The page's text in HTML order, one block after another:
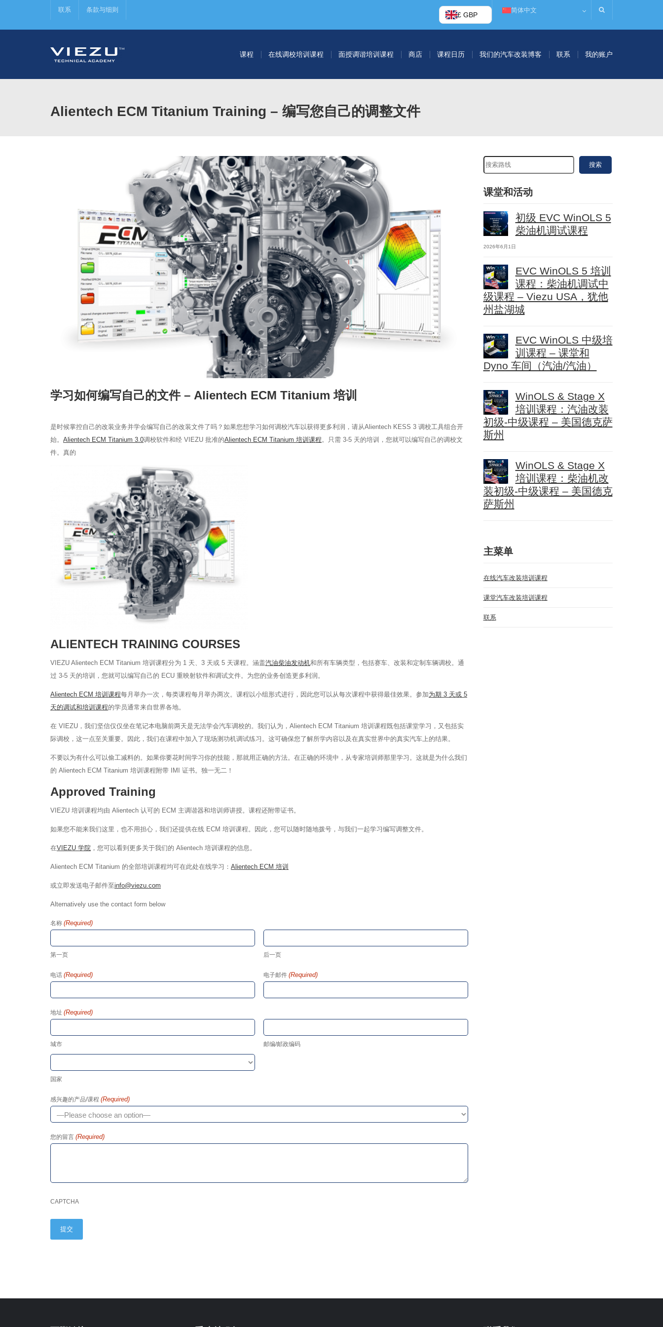
联系 条款与细则
£ GBP
简体中文
课程 在线调校培训课程 面授调谐培训课程 商店 课程日历 我们的汽车改装博客 联系 我的账户
Alientech ECM Titanium Training – 编写您自己的调整文件
学习如何编写自己的文件 – Alientech ECM Titanium 培训
是时候掌控自己的改装业务并学会编写自己的改装文件了吗？如果您想学习如何调校汽车以获得更多利润，请从Alientech KESS 3 调校工具组合开
始。 Alientech ECM Titanium 3.0调校软件和经 VIEZU 批准的Alientech ECM Titanium 培训课程。只需 3-5 天的培训，您就可以编写自己的调校文
件。真的
ALIENTECH TRAINING COURSES
VIEZU Alientech ECM Titanium 培训课程分为 1 天、3 天或 5 天课程。涵盖汽油柴油发动机和所有车辆类型，包括赛车、改装和定制车辆调校。通
过 3-5 天的培训，您就可以编写自己的 ECU 重映射软件和调试文件。为您的业务创造更多利润。
Alientech ECM 培训课程每月举办一次，每类课程每月举办两次。课程以小组形式进行，因此您可以从每次课程中获得最佳效果。参加为期 3 天或 5
天的调试和培训课程的学员通常来自世界各地。
在 VIEZU，我们坚信仅仅坐在笔记本电脑前两天是无法学会汽车调校的。我们认为，Alientech ECM Titanium 培训课程既包括课堂学习，又包括实
际调校，这一点至关重要。因此，我们在课程中加入了现场测功机调试练习。这可确保您了解所学内容以及在真实世界中的真实汽车上的结果。
不要以为有什么可以偷工减料的。如果你要花时间学习你的技能，那就用正确的方法。在正确的环境中，从专家培训师那里学习。这就是为什么我们
的 Alientech ECM Titanium 培训课程附带 IMI 证书。独一无二！
Approved Training
VIEZU 培训课程均由 Alientech 认可的 ECM 主调谐器和培训师讲授。课程还附带证书。
如果您不能来我们这里，也不用担心，我们还提供在线 ECM 培训课程。因此，您可以随时随地拨号，与我们一起学习编写调整文件。
在VIEZU 学院 ，您可以看到更多关于我们的 Alientech 培训课程的信息。
Alientech ECM Titanium 的全部培训课程均可在此处在线学习： Alientech ECM 培训
或立即发送电子邮件至info@viezu.com
Alternatively use the contact form below
名称 (Required)
第一页 后一页
电话 (Required) 电子邮件 (Required)
地址 (Required)
城市 邮编/邮政编码
国家
感兴趣的产品/课程 (Required)
您的留言 (Required)
CAPTCHA
搜索
课堂和活动
初级 EVC WinOLS 5
柴油机调试课程
2026年6月1日
EVC WinOLS 5 培训
课程：柴油机调试中
级课程 – Viezu USA，犹他
州盐湖城
EVC WinOLS 中级培
训课程 – 课堂和
Dyno 车间（汽油/汽油）
WinOLS & Stage X
培训课程：汽油改装
初级-中级课程 – 美国德克萨
斯州
WinOLS & Stage X
培训课程：柴油机改
装初级-中级课程 – 美国德克
萨斯州
主菜单
在线汽车改装培训课程
课堂汽车改装培训课程
联系